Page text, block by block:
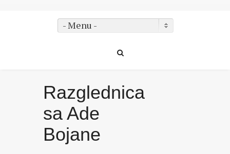
- Menu -
Razglednica
sa Ade
Bojane